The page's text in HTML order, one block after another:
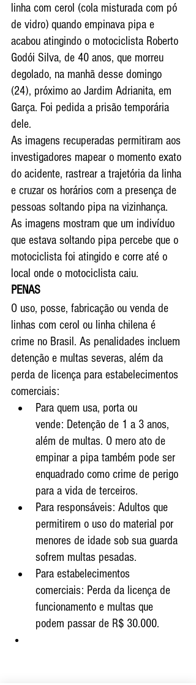
linha com cerol (cola misturada com pó
de vidro) quando empinava pipa e
acabou atingindo o motociclista Roberto
Godói Silva, de 40 anos, que morreu
degolado, na manhã desse domingo
(24), próximo ao Jardim Adrianita, em
Garça. Foi pedida a prisão temporária
dele.
As imagens recuperadas permitiram aos
investigadores mapear o momento exato
do acidente, rastrear a trajetória da linha
e cruzar os horários com a presença de
pessoas soltando pipa na vizinhança.
As imagens mostram que um indivíduo
que estava soltando pipa percebe que o
motociclista foi atingido e corre até o
local onde o motociclista caiu.
PENAS
O uso, posse, fabricação ou venda de
linhas com cerol ou linha chilena é
crime no Brasil. As penalidades incluem
detenção e multas severas, além da
perda de licença para estabelecimentos
comerciais:
Para quem usa, porta ou
vende: Detenção de 1 a 3 anos,
além de multas. O mero ato de
empinar a pipa também pode ser
enquadrado como crime de perigo
para a vida de terceiros.
Para responsáveis: Adultos que
permitirem o uso do material por
menores de idade sob sua guarda
sofrem multas pesadas.
Para estabelecimentos
comerciais: Perda da licença de
funcionamento e multas que
podem passar de R$ 30.000.